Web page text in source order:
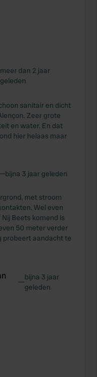
meer dan 2 jaar
geleden
sanitair en dicht
Zeer grote
en water. En dat
hier helaas maar
bijna 3 jaar geleden
met stroom
Wel even
Beets komend is
50 meter verder
probeert aandacht te
—bijna 3 jaar
geleden